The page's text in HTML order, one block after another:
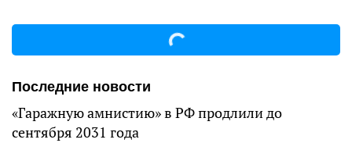
Последние новости
«Гаражную амнистию» в РФ продлили до
сентября 2031 года